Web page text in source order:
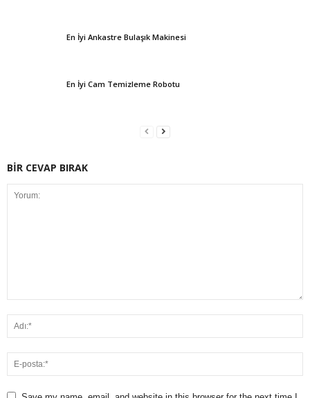
En İyi Ankastre Bulaşık Makinesi
En İyi Cam Temizleme Robotu
BİR CEVAP BIRAK